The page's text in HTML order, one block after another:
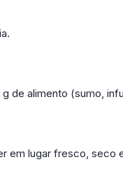
de alimento (sumo,
em lugar fresco,